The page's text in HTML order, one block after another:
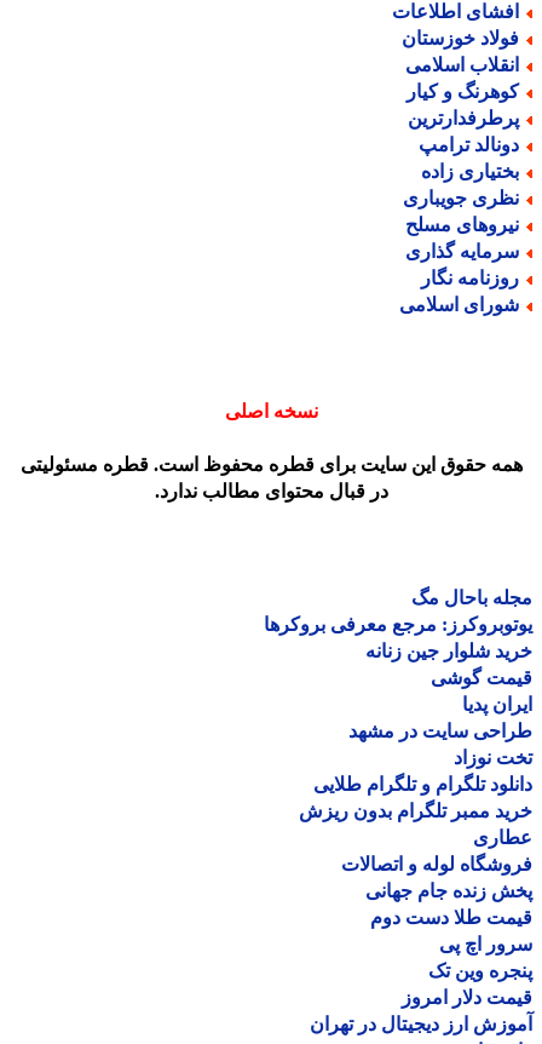
اطلاعات
خوزستان
اسلامی
و کیار
ترامپ
زاده
جویباری
مسلح
گذاری
نگار
اسلامی
نسخه اصلی
حقوق این سایت برای قطره محفوظ است. قطره مسئولیتی
در قبال محتوای مطالب ندارد.
باحال مگ
مرجع معرفی بروکرها
شلوار جین زنانه
گوشی
پدیا
سایت در مشهد
نوزاد
تلگرام و تلگرام طلایی
ممبر تلگرام بدون ریزش
لوله و اتصالات
زنده جام جهانی
طلا دست دوم
اچ پی
وین تک
دلار امروز
ارز دیجیتال در تهران